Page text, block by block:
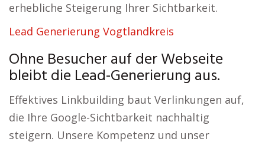
erhebliche Steigerung Ihrer Sichtbarkeit.
Lead Generierung Vogtlandkreis
Ohne Besucher auf der Webseite
bleibt die Lead-Generierung aus.
Effektives Linkbuilding baut Verlinkungen auf,
die Ihre Google-Sichtbarkeit nachhaltig
steigern. Unsere Kompetenz und unser